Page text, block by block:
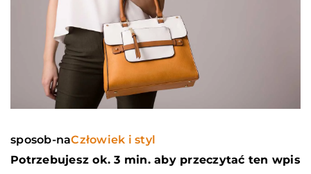
sposob-naCzłowiek i styl
Potrzebujesz ok. 3 min. aby przeczytać ten wpis